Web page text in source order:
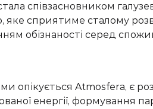
співзасновником
сприятиме сталому
обізнаності серед
опікується Atmosfera, є
енергії, формування